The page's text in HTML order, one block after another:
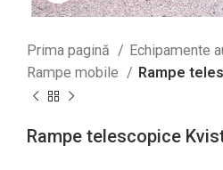
Prima pagină
Echipamente
Rampe mobile
Rampe
Rampe telescopice